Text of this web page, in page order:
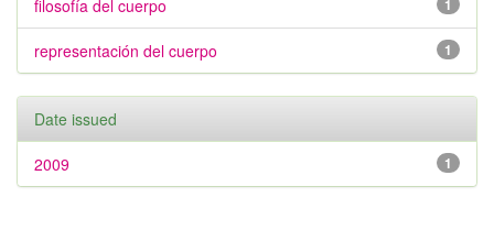
1
filosofía del cuerpo
1
representación del cuerpo
Date issued
1
2009